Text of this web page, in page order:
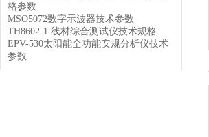
格参数
MSO5072数字示波器技术参数
TH8602-1 线材综合测试仪技术规格
EPV-530太阳能全功能安规分析仪技术
参数